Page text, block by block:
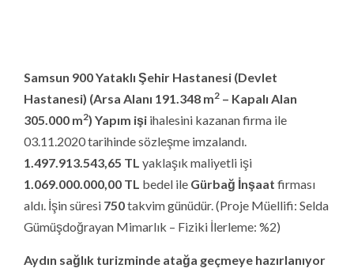
Sağlık Bakanlığı, ileri tıp teknolojileriyle donatılan,
yüksek düzeyde nitelikli tedavi imkânı sunan şehir
hastanelerinden bir yatırım halkasını da Aydın’da
gerçekleştiriyor. 950 yatağa sahip olacak hastane her
alanda uzman sağlık personeliyle hizmet verecek.
Çok eski yüzyıllardan bu yana birçok medeniyete ev
sahipliği yapmış, bereketli toprakları, turizm alanında